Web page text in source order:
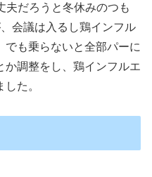
夫だろうと冬休みのつも
会議は入るし鶏インフル
でも乗らないと全部パーに
か調整をし、鶏インフルエ
た。